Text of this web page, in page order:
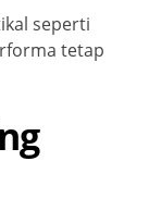
seperti
tetap